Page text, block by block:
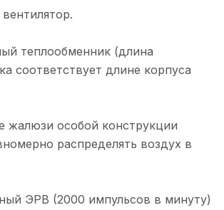
теплообменник (длина
соответствует длине корпуса
жалюзи особой конструкции
распределять воздух в
ЭРВ (2000 импульсов в минуту)